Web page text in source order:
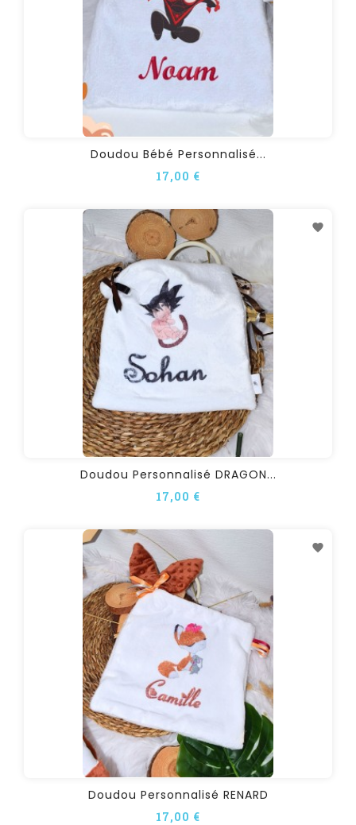
Doudou Bébé Personnalisé...
17,00 €
Doudou Personnalisé DRAGON...
17,00 €
Doudou Personnalisé RENARD
17,00 €